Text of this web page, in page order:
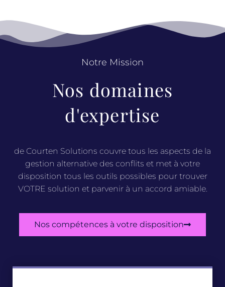
Notre Mission
Nos domaines
d'expertise
de Courten Solutions couvre tous les aspects de la
gestion alternative des conflits et met à votre
disposition tous les outils possibles pour trouver
VOTRE solution et parvenir à un accord amiable.
Nos compétences à votre disposition